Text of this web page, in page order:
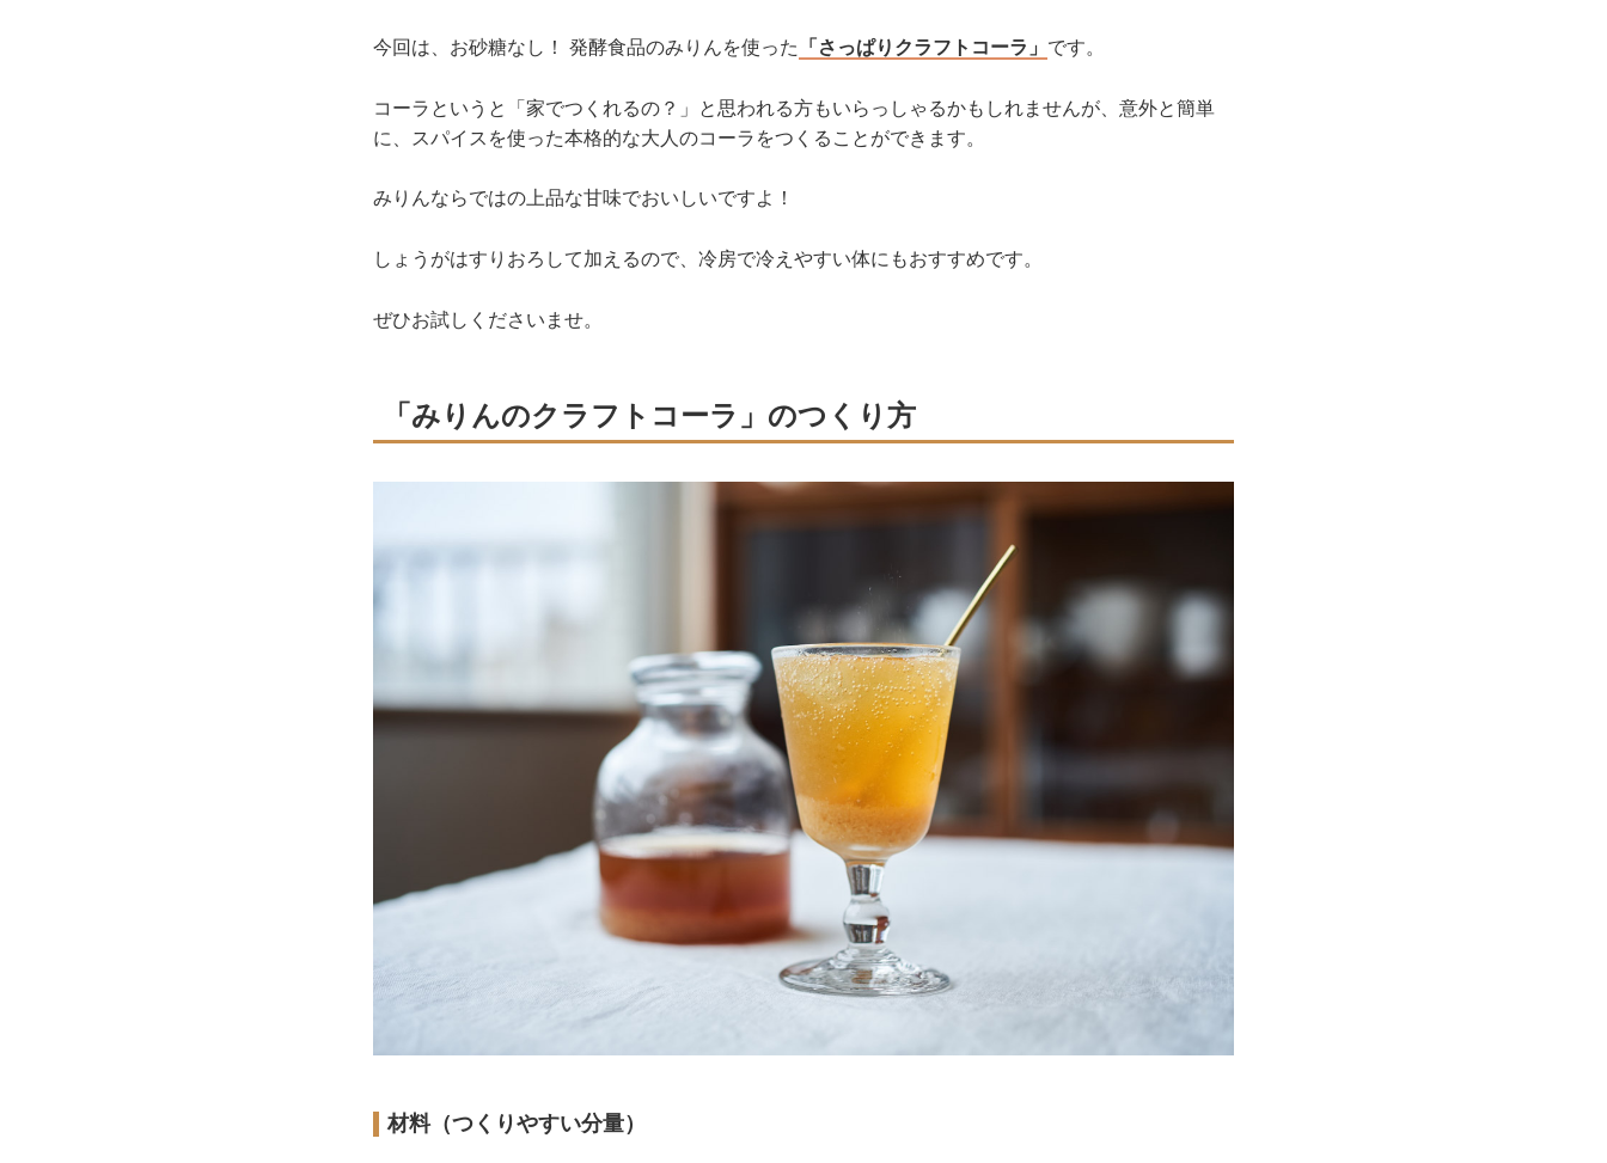
今回は、お砂糖なし！ 発酵食品のみりんを使った 「さっぱりクラフトコーラ」 です。
コーラというと「家でつくれるの？」と思われる方もいらっしゃるかもしれませんが、意外と簡単
に、スパイスを使った本格的な大人のコーラをつくることができます。
みりんならではの上品な甘味でおいしいですよ！
しょうがはすりおろして加えるので、冷房で冷えやすい体にもおすすめです。
ぜひお試しくださいませ。
「みりんのクラフトコーラ」のつくり方
材料（つくりやすい分量）